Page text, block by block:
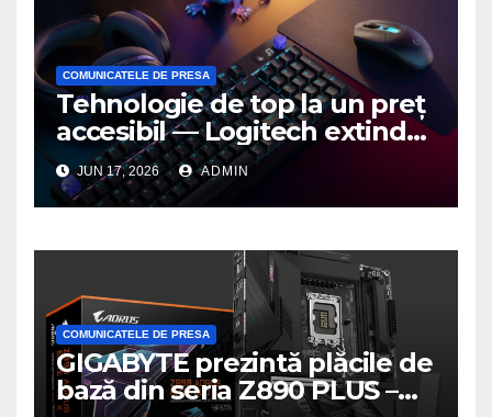
COMUNICATELE DE PRESA
Tehnologie de top la un preț
accesibil — Logitech extinde
seria G3 cu un nou mouse și
o nouă tastatură pentru
gaming pe PC
JUN 17, 2026 ADMIN
COMUNICATELE DE PRESA
GIGABYTE prezintă plăcile de
bază din seria Z890 PLUS –